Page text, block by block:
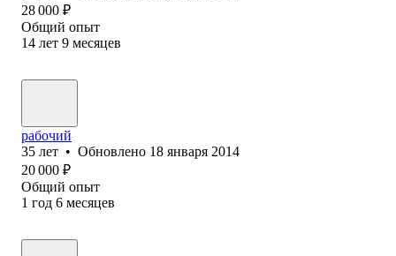
28 000 ₽
Общий опыт
14 лет 9 месяцев
рабочий
35 лет • Обновлено 18 января 2014
20 000 ₽
Общий опыт
1 год 6 месяцев